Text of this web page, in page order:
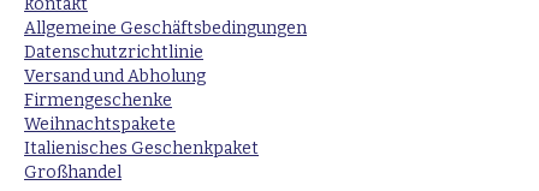
kontakt
Allgemeine Geschäftsbedingungen
Datenschutzrichtlinie
Versand und Abholung
Firmengeschenke
Weihnachtspakete
Italienisches Geschenkpaket
Großhandel